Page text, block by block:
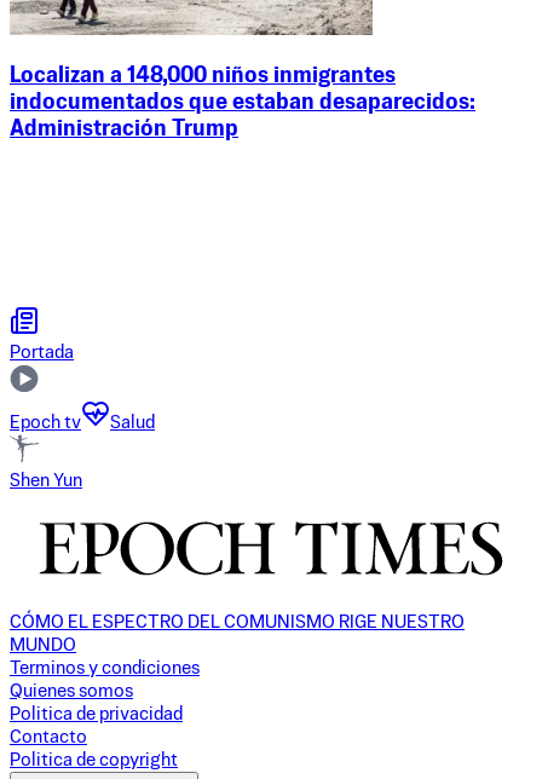
Localizan a 148,000 niños inmigrantes
indocumentados que estaban desaparecidos:
Administración Trump
Portada
Epoch tv Salud
Shen Yun
CÓMO EL ESPECTRO DEL COMUNISMO RIGE NUESTRO
MUNDO
Terminos y condiciones
Quienes somos
Politica de privacidad
Contacto
Politica de copyright